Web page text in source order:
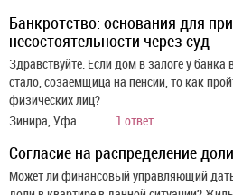
Банкротство: основания для
несостоятельности через суд
Здравствуйте. Если дом в залоге у
стало, созаемщица на пенсии, то как
физических лиц?
Зинира, Уфа
1 ответ
Согласие на распределение
Может ли финансовый управляющий дать